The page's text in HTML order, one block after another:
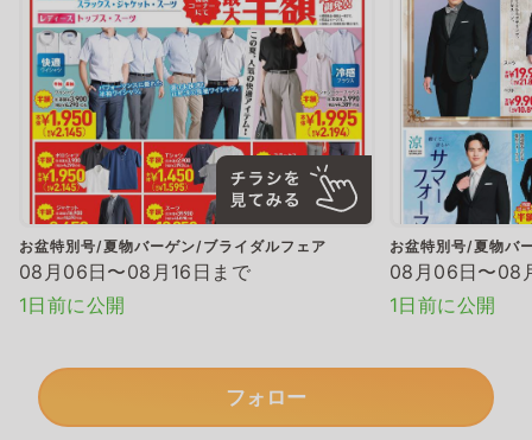
お盆特別号/夏物バーゲン/ブライダルフェア
08月06日〜08月16日まで
1日前に公開
お盆特別号/夏物バ
08月06日〜08
1日前に公開
フォロー